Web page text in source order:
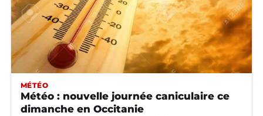
MÉTÉO
Météo : nouvelle journée caniculaire ce
dimanche en Occitanie